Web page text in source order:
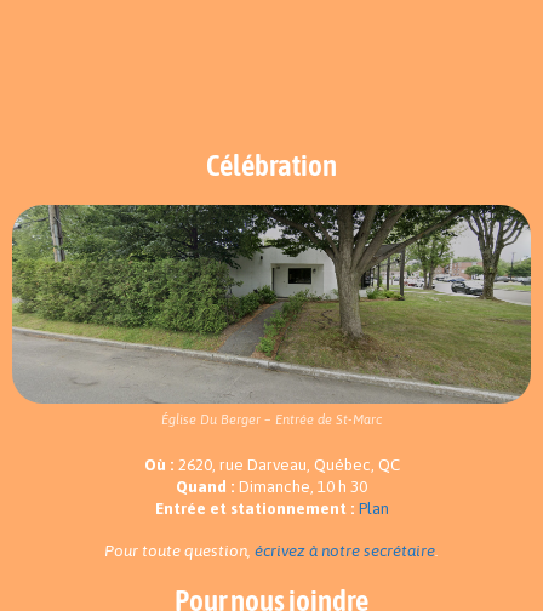
Célébration
Église Du Berger – Entrée de St-Marc
Où : 2620, rue Darveau, Québec, QC
Quand : Dimanche, 10 h 30
Entrée et stationnement : Plan
Pour toute question, écrivez à notre secrétaire.
Pour nous joindre